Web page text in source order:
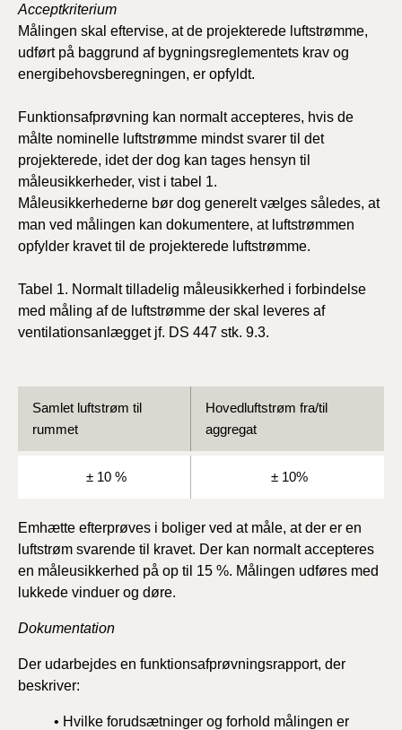
Acceptkriterium
Målingen skal eftervise, at de projekterede luftstrømme,
udført på baggrund af bygningsreglementets krav og
energibehovsberegningen, er opfyldt.
Funktionsafprøvning kan normalt accepteres, hvis de
målte nominelle luftstrømme mindst svarer til det
projekterede, idet der dog kan tages hensyn til
måleusikkerheder, vist i tabel 1.
Måleusikkerhederne bør dog generelt vælges således, at
man ved målingen kan dokumentere, at luftstrømmen
opfylder kravet til de projekterede luftstrømme.
Tabel 1. Normalt tilladelig måleusikkerhed i forbindelse
med måling af de luftstrømme der skal leveres af
ventilationsanlægget jf. DS 447 stk. 9.3.
Samlet luftstrøm til
rummet
Hovedluftstrøm fra/til
aggregat
± 10 % ± 10%
Emhætte efterprøves i boliger ved at måle, at der er en
luftstrøm svarende til kravet. Der kan normalt accepteres
en måleusikkerhed på op til 15 %. Målingen udføres med
lukkede vinduer og døre.
Dokumentation
Der udarbejdes en funktionsafprøvningsrapport, der
beskriver:
• Hvilke forudsætninger og forhold målingen er